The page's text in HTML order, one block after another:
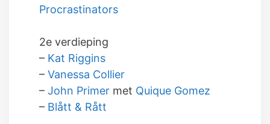
Procrastinators
2e verdieping
– Kat Riggins
– Vanessa Collier
– John Primer met Quique Gomez
– Blått & Rått